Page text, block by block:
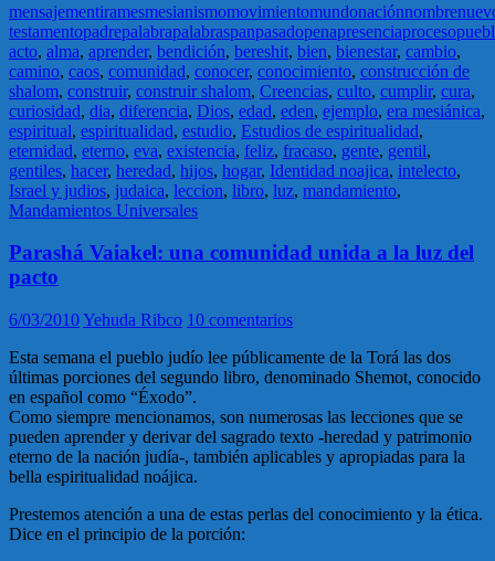
mensajementiramesmesianismomovimientomundonaciónnombre
testamentopadrepalabrapalabraspanpasadopenapresenciaproceso
acto, alma, aprender, bendición, bereshit, bien, bienestar, cambio,
camino, caos, comunidad, conocer, conocimiento, construcción de
shalom, construir, construir shalom, Creencias, culto, cumplir, cura,
curiosidad, dia, diferencia, Dios, edad, eden, ejemplo, era mesiánica,
espiritual, espiritualidad, estudio, Estudios de espiritualidad,
eternidad, eterno, eva, existencia, feliz, fracaso, gente, gentil,
gentiles, hacer, heredad, hijos, hogar, Identidad noajica, intelecto,
Israel y judios, judaica, leccion, libro, luz, mandamiento,
Mandamientos Universales
Parashá Vaiakel: una comunidad unida a la luz del
pacto
6/03/2010Yehuda Ribco 10 comentarios
Esta semana el pueblo judío lee públicamente de la Torá las dos
últimas porciones del segundo libro, denominado Shemot, conocido
en español como “Éxodo”.
Como siempre mencionamos, son numerosas las lecciones que se
pueden aprender y derivar del sagrado texto -heredad y patrimonio
eterno de la nación judía-, también aplicables y apropiadas para la
bella espiritualidad noájica.
Prestemos atención a una de estas perlas del conocimiento y la ética.
Dice en el principio de la porción: